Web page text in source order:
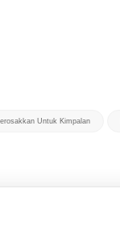
Untuk Kimpalan